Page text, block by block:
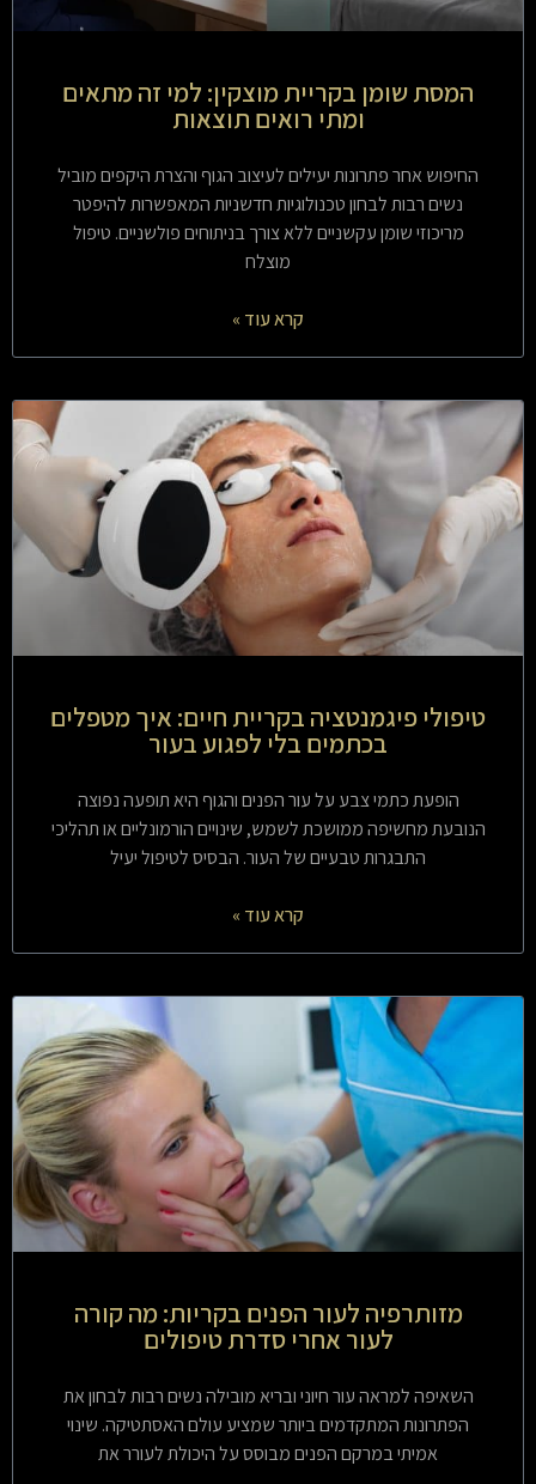
המסת שומן בקריית מוצקין: למי זה מתאים
ומתי רואים תוצאות
החיפוש אחר פתרונות יעילים לעיצוב הגוף והצרת היקפים מוביל
נשים רבות לבחון טכנולוגיות חדשניות המאפשרות להיפטר
מריכוזי שומן עקשניים ללא צורך בניתוחים פולשניים. טיפול
מוצלח
קרא עוד »
טיפולי פיגמנטציה בקריית חיים: איך מטפלים
בכתמים בלי לפגוע בעור
הופעת כתמי צבע על עור הפנים והגוף היא תופעה נפוצה
הנובעת מחשיפה ממושכת לשמש, שינויים הורמונליים או תהליכי
התבגרות טבעיים של העור. הבסיס לטיפול יעיל
קרא עוד »
מזותרפיה לעור הפנים בקריות: מה קורה
לעור אחרי סדרת טיפולים
השאיפה למראה עור חיוני ובריא מובילה נשים רבות לבחון את
הפתרונות המתקדמים ביותר שמציע עולם האסתטיקה. שינוי
אמיתי במרקם הפנים מבוסס על היכולת לעורר את